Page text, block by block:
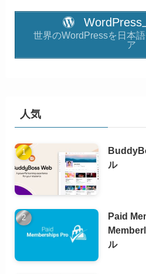
WordPress
世界のWordPressを日本
ア
人気
ル
Paid
ル